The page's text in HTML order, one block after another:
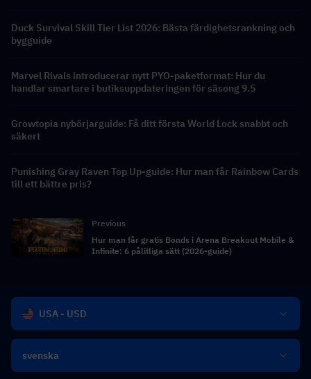
Duck Survival Skill Tier List 2026: Bästa färdighetsrankning och
bygguide
Marvel Rivals introducerar nytt PYO-paketformat: Hur du
handlar smartare i butiksuppdateringen för säsong 9.5
Growtopia nybörjarguide: Få ditt första World Lock snabbt och
säkert
Punishing Gray Raven Top Up-guide: Hur man får Rainbow Cards
till ett bättre pris?
Previous
Hur man får gratis Bonds i Arena Breakout Mobile &
Infinite: 6 pålitliga sätt (2026-guide)
USA - USD
svenska